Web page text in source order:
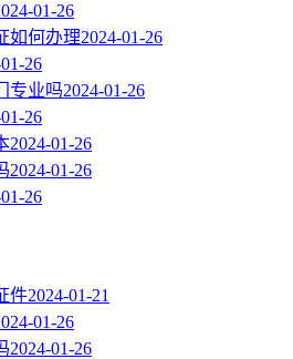
01-26
如何办理2024-01-26
26
专业吗2024-01-26
26
2024-01-26
2024-01-26
26
件2024-01-21
01-26
2024-01-26